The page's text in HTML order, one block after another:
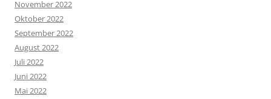
November 2022
Oktober 2022
September 2022
August 2022
Juli 2022
Juni 2022
Mai 2022